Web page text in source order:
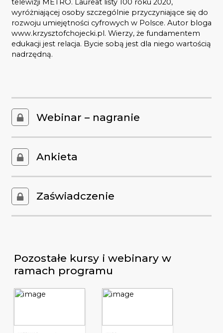
telewizji METRO. Laureat listy 100 roku 2020,
wyróżniającej osoby szczególnie przyczyniające się do
rozwoju umiejętności cyfrowych w Polsce. Autor bloga
www.krzysztofchojecki.pl. Wierzy, że fundamentem
edukacji jest relacja. Bycie sobą jest dla niego wartością
nadrzędną.
Webinar – nagranie
Ankieta
Zaświadczenie
Pozostałe kursy i webinary w
ramach programu